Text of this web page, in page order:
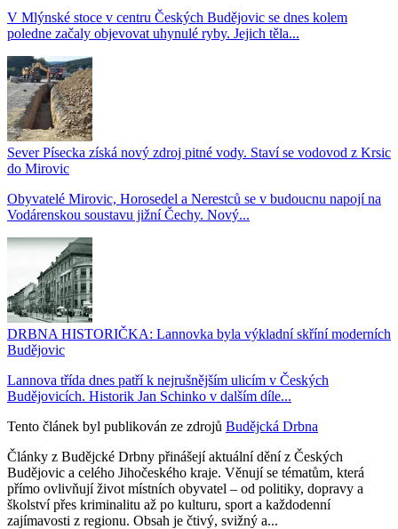
V Mlýnské stoce v centru Českých Budějovic se dnes kolem
poledne začaly objevovat uhynulé ryby. Jejich těla...
Sever Písecka získá nový zdroj pitné vody. Staví se vodovod z Krsic
do Mirovic
Obyvatelé Mirovic, Horosedel a Nerestců se v budoucnu napojí na
Vodárenskou soustavu jižní Čechy. Nový...
DRBNA HISTORIČKA: Lannovka byla výkladní skříní moderních
Budějovic
Lannova třída dnes patří k nejrušnějším ulicím v Českých
Budějovicích. Historik Jan Schinko v dalším díle...
Tento článek byl publikován ze zdrojů Budějcká Drbna
Články z Budějcké Drbny přinášejí aktuální dění z Českých
Budějovic a celého Jihočeského kraje. Věnují se tématům, která
přímo ovlivňují život místních obyvatel – od politiky, dopravy a
školství přes kriminalitu až po kulturu, sport a každodenní
zajímavosti z regionu. Obsah je čtivý, svižný a...